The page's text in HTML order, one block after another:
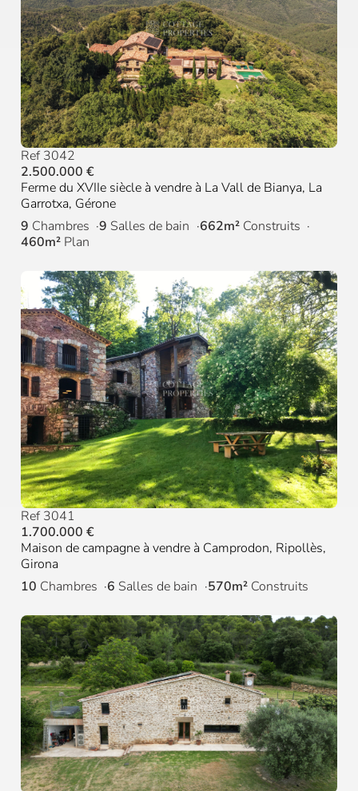
Ref 3042
2.500.000 €
Ferme du XVIIe siècle à vendre à La Vall de Bianya, La
Garrotxa, Gérone
9 Chambres 9 Salles de bain 662m² Construits
460m² Plan
Ref 3041
1.700.000 €
Maison de campagne à vendre à Camprodon, Ripollès,
Girona
10 Chambres 6 Salles de bain 570m² Construits